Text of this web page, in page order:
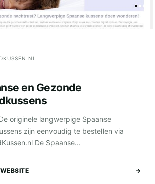
en Gezonde
originele langwerpige Spaanse
zijn eenvoudig te bestellen via
De Spaanse...
→